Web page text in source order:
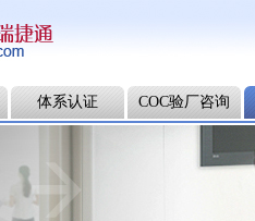
体系认证 COC验厂咨询